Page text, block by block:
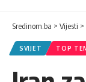
Sredinom.ba > Vijesti >
SVIJET TOP